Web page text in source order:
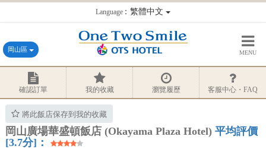
Language：繁體中文
岡山區 MENU
確認訂單 我的收藏 瀏覽履歷 客服中心・FAQ
將此飯店保存到我的收藏
岡山廣場華盛頓飯店 (Okayama Plaza Hotel) 平均評價
[3.7分]：